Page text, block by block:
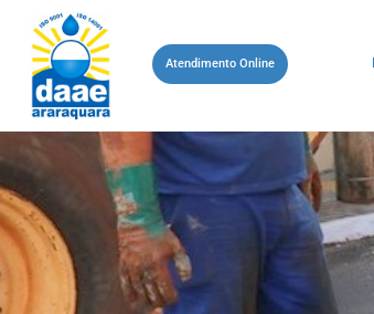
Atendimento Online